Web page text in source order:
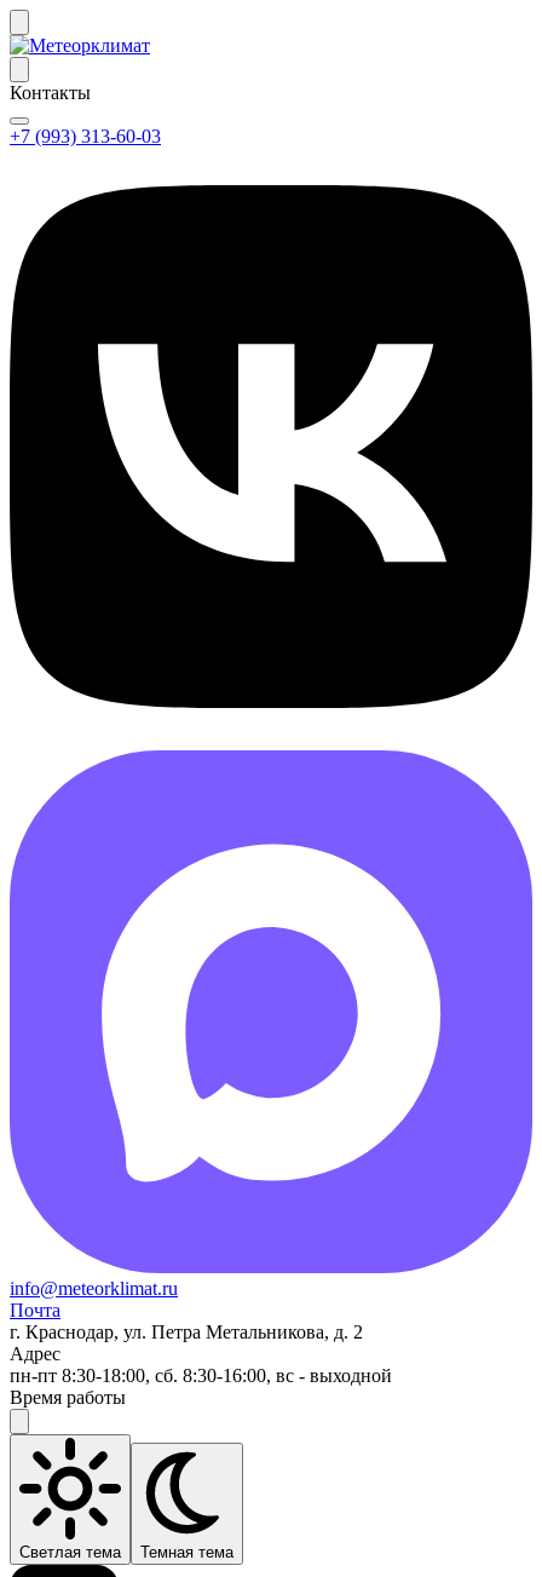
Контакты
+7 (993) 313-60-03
info@meteorklimat.ru
Почта
г. Краснодар, ул. Петра Метальникова, д. 2
Адрес
пн-пт 8:30-18:00, сб. 8:30-16:00, вс - выходной
Время работы
Светлая тема Темная тема